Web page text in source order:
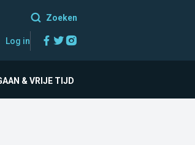
Zoeken
Log in Facebook
Twitter
& VRIJE TIJD